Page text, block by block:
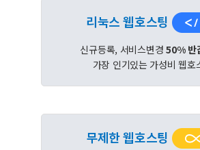
리눅스 웹호스팅
신규등록, 서비스변경50% 반
가장 인기있는 가성비 웹호
무제한 웹호스팅